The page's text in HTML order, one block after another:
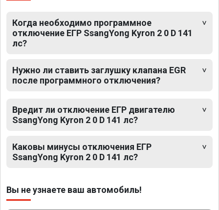
Когда необходимо программное
отключение ЕГР SsangYong Kyron 2 0 D 141
лс?
Нужно ли ставить заглушку клапана EGR
после программного отключения?
Вредит ли отключение ЕГР двигателю
SsangYong Kyron 2 0 D 141 лс?
Каковы минусы отключения ЕГР
SsangYong Kyron 2 0 D 141 лс?
Вы не узнаете ваш автомобиль!